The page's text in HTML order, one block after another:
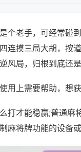
个老手，可经常碰
连摸三局大胡，按
风局，归根到底还是
用上需要帮助，想
打才能稳赢;普通麻
麻将牌功能的设备或